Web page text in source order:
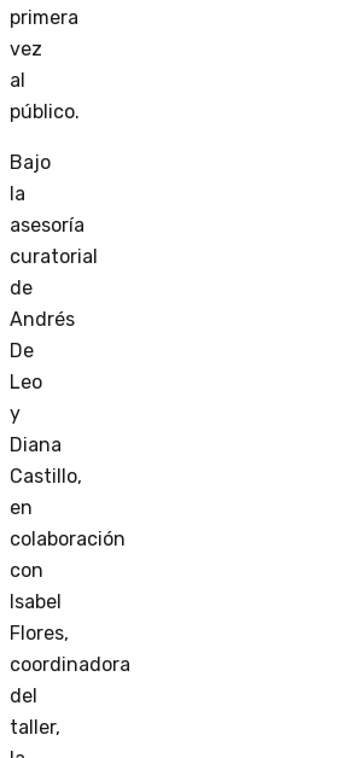
primera
vez
al
público.
Bajo
la
asesoría
curatorial
de
Andrés
De
Leo
y
Diana
Castillo,
en
colaboración
con
Isabel
Flores,
coordinadora
del
taller,